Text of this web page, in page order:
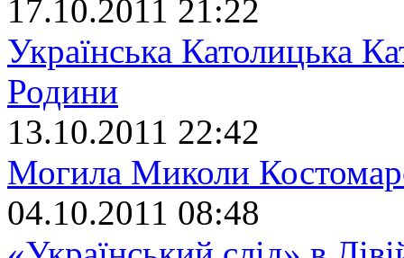
17.10.2011 21:22
Українська Католицька
Родини
13.10.2011 22:42
Могила Миколи
04.10.2011 08:48